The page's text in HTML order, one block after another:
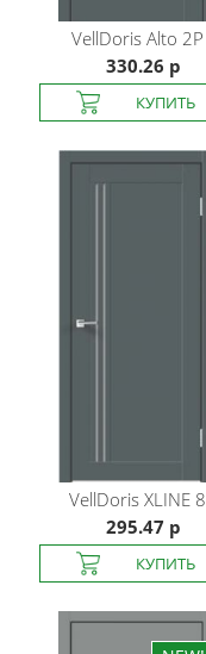
VellDoris Alto 2P
330.26 р
VellDoris XLINE 8
295.47 р